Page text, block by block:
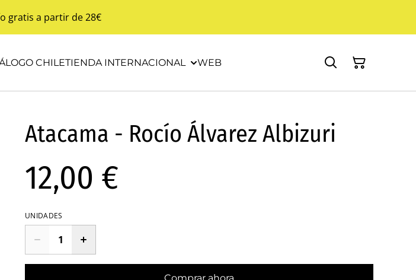
gratis a partir de 28€
CHILETIENDA INTERNACIONAL WEB
Atacama - Rocío Álvarez Albizuri
12,00 €
UNIDADES